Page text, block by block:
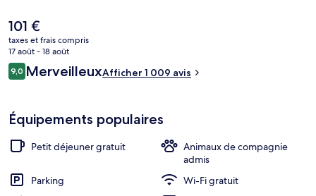
vite rejoint des sites comme Centre commercial Westfield London et
River Thames. Les autres voyageurs apprécient la proximité avec les
transports publics : Station de métro Park Royal ne se trouve qu'à
quelques encablures, tandis que Station de métro Hanger Lane se
trouve à seulement 8 min de marche.
Le
prix
actuel
est
de
101 €
taxes et frais compris
17 août - 18 août
Avis
voyageurs
9,09,0 sur 10
MerveilleuxAfficher 1 009 avis
Équipements populaires
Petit déjeuner gratuit
Animaux de compagnie
admis
Parking
Wi-Fi gratuit